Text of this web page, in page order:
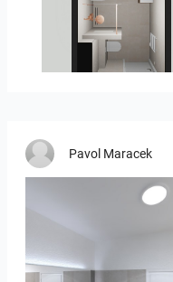
25-5010 bnr. 90
Pavol Maracek